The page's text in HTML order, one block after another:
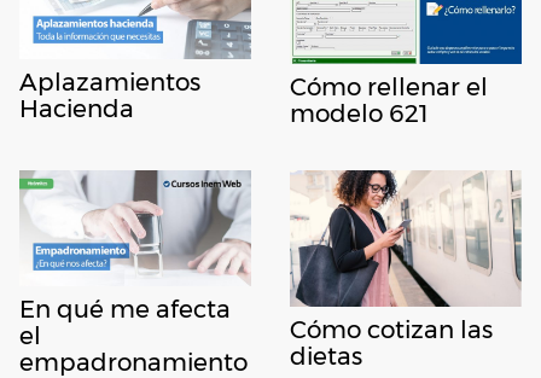
Aplazamientos
Hacienda
Cómo rellenar el
modelo 621
En qué me afecta
el
empadronamiento
Cómo cotizan las
dietas